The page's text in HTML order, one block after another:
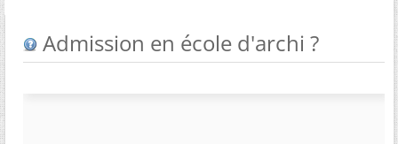
Admission en école d'archi ?